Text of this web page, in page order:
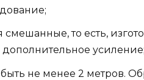
то есть,
дополнительное усиление;
не менее 2 метров.